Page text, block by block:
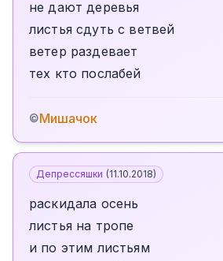
не дают деревья
листья сдуть с ветвей
ветер раздевает
тех кто послабей
©Мишачок
Депрессяшки (11.10.2018)
раскидала осень
листья на тропе
и по этим листьям